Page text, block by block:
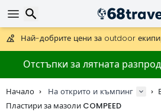
Предлага се и DHL Express за една нощ.
30 дни за връщане, 90 дни за
Най-добрите цени за outdoor
Отстъпки за лятната
Начало На открито и къмпинг
Пластири за мазоли COMPEED
Търсене